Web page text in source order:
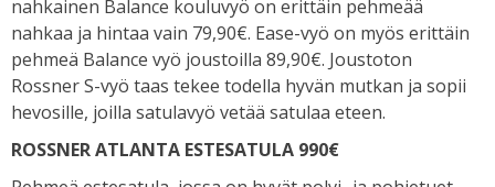
nahkainen Balance kouluvyö on erittäin pehmeää
nahkaa ja hintaa vain 79,90€. Ease-vyö on myös erittäin
pehmeä Balance vyö joustoilla 89,90€. Joustoton
Rossner S-vyö taas tekee todella hyvän mutkan ja sopii
hevosille, joilla satulavyö vetää satulaa eteen.
ROSSNER ATLANTA ESTESATULA 990€